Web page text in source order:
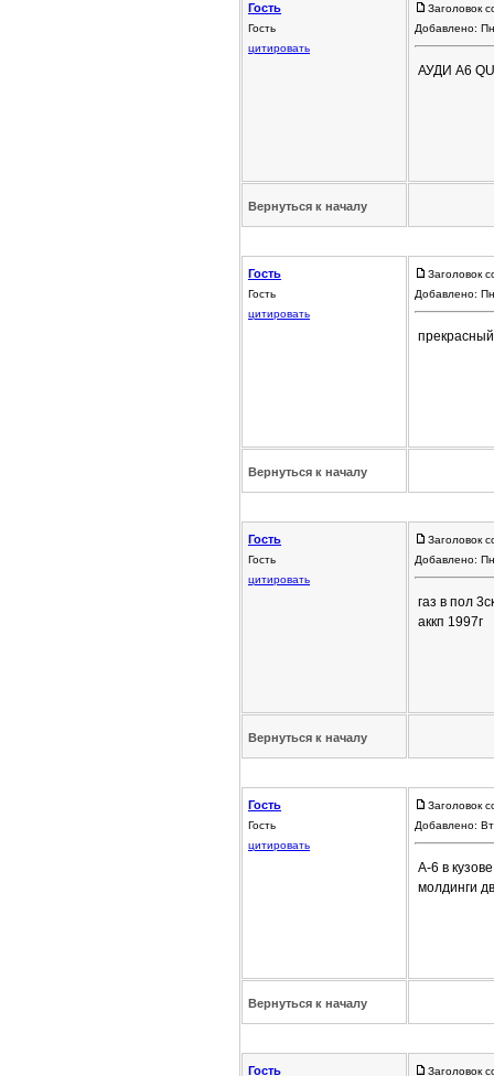
Гость
Гость
цитировать
Заголовок
Добавлено:
АУДИ А6
Вернуться к началу
Гость
Гость
цитировать
Заголовок
Добавлено:
Вернуться к началу
Гость
Гость
цитировать
Заголовок
Добавлено:
газ в пол
аккп 1997г
Вернуться к началу
Гость
Гость
цитировать
Заголовок
Добавлено:
А-6 в
молдинги
Вернуться к началу
Гость Заголовок